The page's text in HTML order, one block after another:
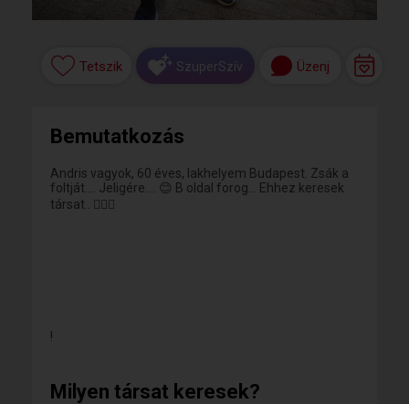
Tetszik SzuperSzív Üzenj
Bemutatkozás
Andris vagyok, 60 éves, lakhelyem Budapest. Zsák a
foltját.... Jeligére.... 😊 B oldal forog... Ehhez keresek
társat.. 🤷🏼‍♂️
!
Milyen társat keresek?